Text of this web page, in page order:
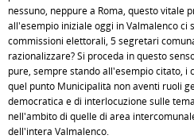
nessuno, neppure a Roma, questo vitale
all'esempio iniziale oggi in Valmalenco ci
commissioni elettorali, 5 segretari
razionalizzare? Si proceda in questo
pure, sempre stando all'esempio citato, i
quel punto Municipalità non aventi ruoli
democratica e di interlocuzione sulle
nell'ambito di quelle di area
dell'intera Valmalenco.